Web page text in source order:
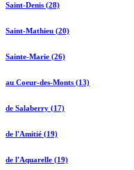
Saint-Denis (28)
Saint-Mathieu (20)
Sainte-Marie (26)
au Coeur-des-Monts (13)
de Salaberry (17)
de l'Amitié (19)
de l'Aquarelle (19)